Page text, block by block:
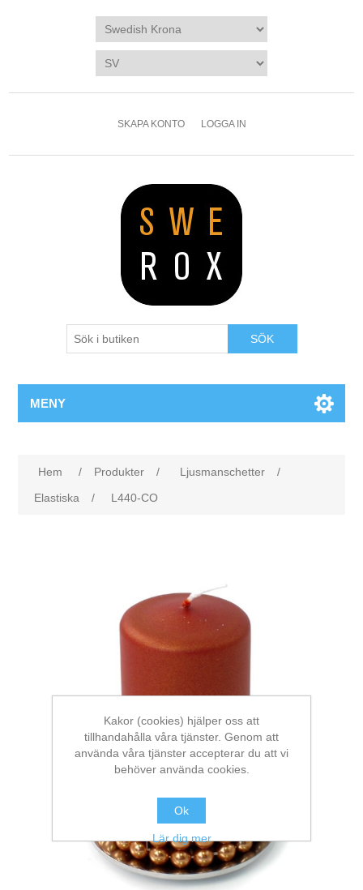
SKAPA KONTO LOGGA IN
SÖK
MENY
Hem / Produkter / Ljusmanschetter
/
Elastiska
/ L440-CO
Kakor (cookies) hjälper oss att
tillhandahålla våra tjänster. Genom att
använda våra tjänster accepterar du att vi
behöver använda cookies.
Ok
Lär dig mer